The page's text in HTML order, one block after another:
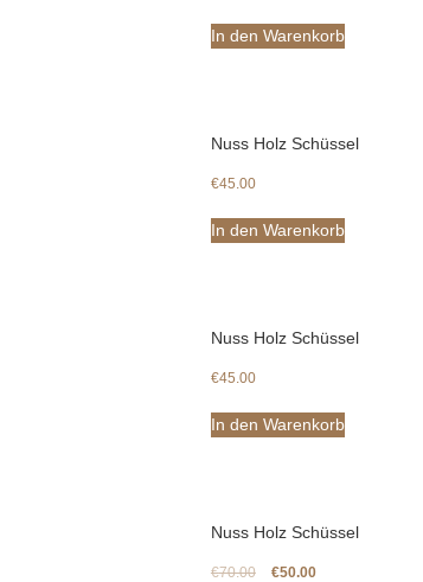
In den Warenkorb
Nuss Holz Schüssel
€45.00
In den Warenkorb
Nuss Holz Schüssel
€45.00
In den Warenkorb
Nuss Holz Schüssel
€70.00 €50.00